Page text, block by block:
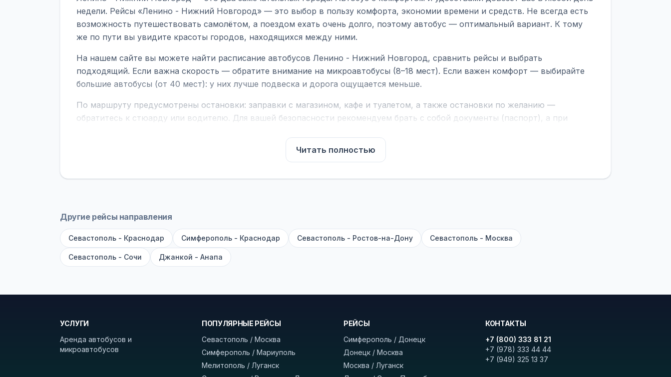
недели. Рейсы «Ленино - Нижний Новгород» — это выбор в пользу комфорта, экономии времени и средств. Не всегда есть
возможность путешествовать самолётом, а поездом ехать очень долго, поэтому автобус — оптимальный вариант. К тому
же по пути вы увидите красоты городов, находящихся между ними.
На нашем сайте вы можете найти расписание автобусов Ленино - Нижний Новгород, сравнить рейсы и выбрать
подходящий. Если важна скорость — обратите внимание на микроавтобусы (8–18 мест). Если важен комфорт — выбирайте
большие автобусы (от 40 мест): у них лучше подвеска и дорога ощущается меньше.
По маршруту предусмотрены остановки: заправки с магазином, кафе и туалетом, а также остановки по желанию —
обратитесь к стюарду или водителю. Для вашей безопасности рекомендуем брать с собой документы (паспорт), а при
В автобусах есть всё необходимое для комфортной поездки: регулировка сидений, кондиционер, отопление, зарядка
устройств, вода, пледы. На больших автобусах работают стюарды. У нас
оплата производится только при посадке, печатать билет заранее не нужно.
рейсов вы увидите время выезда, место посадки, время и место прибытия, время в пути и цену. Кнопка «Детали рейса»
Удачных поездок! С уважением, командаBUSTRIP.PRO
Читать полностью
Другие рейсы направления
Севастополь - Краснодар Симферополь - Краснодар Севастополь - Ростов-на-Дону Севастополь - Москва
Севастополь - Сочи Джанкой - Анапа
УСЛУГИ
Аренда автобусов и
микроавтобусов
ПОПУЛЯРНЫЕ РЕЙСЫ
Севастополь / Москва
Симферополь / Мариуполь
Мелитополь / Луганск
РЕЙСЫ
Симферополь / Донецк
Донецк / Москва
Москва / Луганск
КОНТАКТЫ
+7 (800) 333 81 21
+7 (978) 333 44 44
+7 (949) 325 13 37